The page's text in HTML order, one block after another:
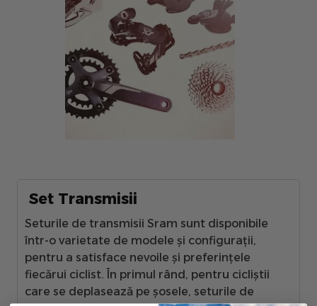
Set Transmisii
Seturile de transmisii Sram sunt disponibile
într-o varietate de modele și configurații,
pentru a satisface nevoile și preferințele
fiecărui ciclist. În primul rând, pentru cicliștii
care se deplasează pe șosele, seturile de